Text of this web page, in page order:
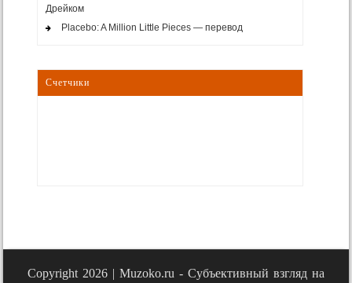
Дрейком
Placebo: A Million Little Pieces — перевод
Счетчики
Copyright 2026 | Muzoko.ru - Субъективный взгляд на